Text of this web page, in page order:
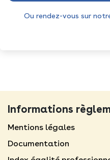
Ou rendez-vous sur
Informations
Mentions légales​
Documentation